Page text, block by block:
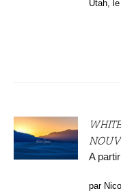
Utah,
A
par